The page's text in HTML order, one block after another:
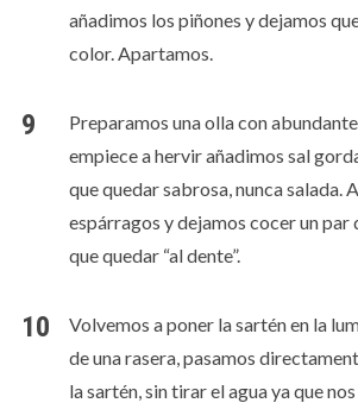
añadimos los piñones y dejamos
color. Apartamos.
Preparamos una olla con
empiece a hervir añadimos sal
que quedar sabrosa, nunca salada.
espárragos y dejamos cocer un par
que quedar “al dente”.
Volvemos a poner la sartén en la
de una rasera, pasamos
la sartén, sin tirar el agua ya que